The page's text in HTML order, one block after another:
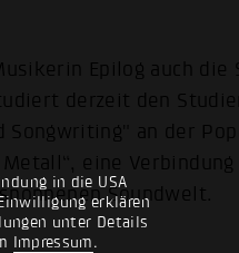
in die USA
erklären
unter Details
Impressum.
Epilog auch die
derzeit den
an der
eine Verbindung
Soundwelt.